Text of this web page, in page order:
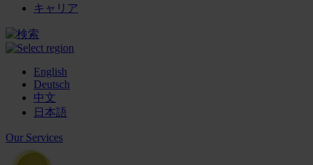
キャリア
English
Deutsch
中文
日本語
Our Services